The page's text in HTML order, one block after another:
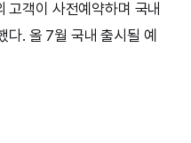
객이 사전예약하며 국내
다. 올 7월 국내 출시될 예